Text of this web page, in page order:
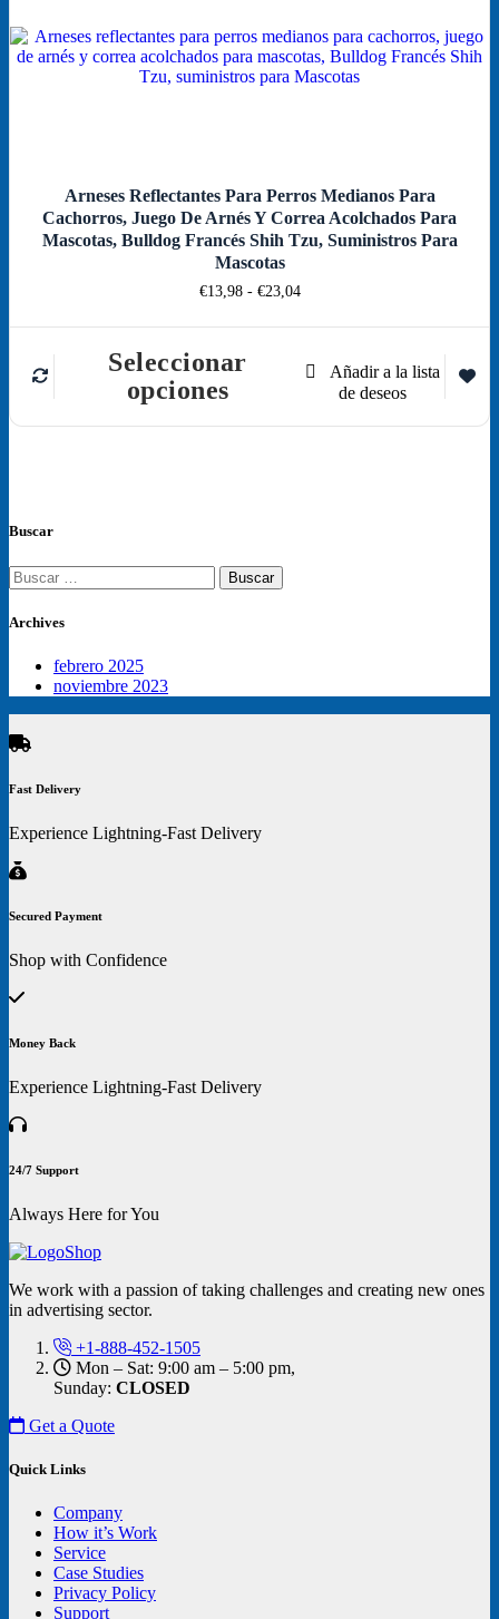
elegir
en
la
página
Arneses Reflectantes Para Perros Medianos Para
Cachorros, Juego De Arnés Y Correa Acolchados Para
Mascotas, Bulldog Francés Shih Tzu, Suministros Para
Mascotas
€13,98 - €23,04Rango
precios:
€13,98
€23,04
Seleccionar
opciones
tiene
elegir
en
Buscar
Buscar:
Archives
febrero 2025
noviembre 2023
Fast Delivery
Experience Lightning-Fast Delivery
Secured Payment
Shop with Confidence
Money Back
Experience Lightning-Fast Delivery
24/7 Support
Always Here for You
We work with a passion of taking challenges and creating new ones
in advertising sector.
+1-888-452-1505
Mon – Sat: 9:00 am – 5:00 pm,
Sunday: CLOSED
Get a Quote
Quick Links
Company
How it’s Work
Service
Case Studies
Privacy Policy
Support